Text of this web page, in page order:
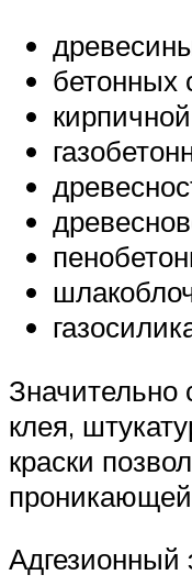
бетонных
Значительно
клея,
краски
проникающей